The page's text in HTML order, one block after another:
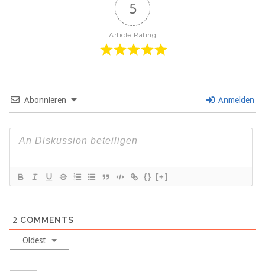
5
Article Rating
Abonnieren Anmelden
{} [+]
2 COMMENTS
Oldest